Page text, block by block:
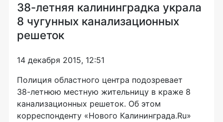
38-летняя калининградка украла
8 чугунных канализационных
решеток
14 декабря 2015, 12:51
Полиция областного центра подозревает
38-летнюю местную жительницу в краже 8
канализационных решеток. Об этом
корреспонденту «Нового Калининграда.Ru»